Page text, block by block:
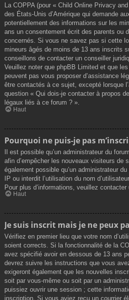
La COPPA (pour « Child Online Privacy
des États-Unis d’Amérique qui demande
potentiellement des informations sur les
ans un consentement écrit des parents ou
concernés. Si vous ne savez pas si cette
mineurs âgés de moins de 13 ans inscrits
conseillons de contacter un conseiller
Veuillez noter que phpBB Limited et que
peuvent pas vous proposer d’assistance
être contactés à ce sujet, excepté lorsque
question « Qui dois-je contacter à propos
légaux liés à ce forum ? ».
Haut
Pourquoi ne puis-je pas
Il est possible qu’un administrateur du
afin d’empêcher les nouveaux visiteurs de
également possible qu’un administrateur
IP ou interdit l’utilisation du nom
Pour plus d’informations, veuillez contacter
Haut
Je suis inscrit mais je ne peux
Vérifiez en premier lieu que votre nom
soient corrects. Si la fonctionnalité de la
avez spécifié avoir en dessous de 13 ans
devrez suivre les instructions que vous
exigeront également que les nouvelles
soit par vous-même ou soit par un
puissiez ouvrir une session ; cette
inscription. Si vous aviez reçu un courrier